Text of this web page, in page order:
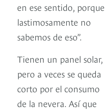
en ese sentido, porque
lastimosamente no
sabemos de eso”.
Tienen un panel solar,
pero a veces se queda
corto por el consumo
de la nevera. Así que